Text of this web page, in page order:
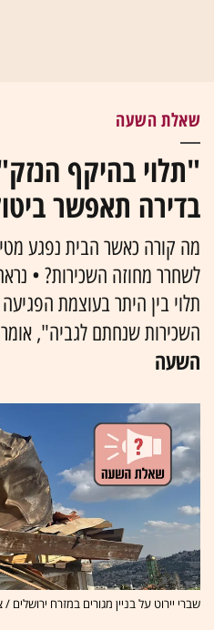
שאלת השעה
"תלוי בהיקף
בדירה תאפשר
מה קורה כאשר הבית נפגע
לשחרר מחוזה השכירות? •
תלוי בין היתר בעוצמת
השכירות שנחתם לגביה",
השעה
שברי יירוט על בניין מגורים במזרח